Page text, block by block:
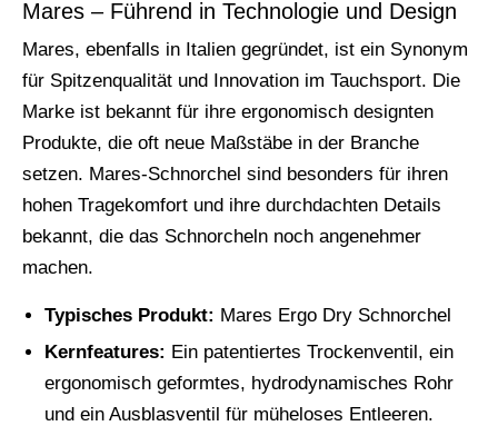
Mares – Führend in Technologie und Design
Mares, ebenfalls in Italien gegründet, ist ein Synonym
für Spitzenqualität und Innovation im Tauchsport. Die
Marke ist bekannt für ihre ergonomisch designten
Produkte, die oft neue Maßstäbe in der Branche
setzen. Mares-Schnorchel sind besonders für ihren
hohen Tragekomfort und ihre durchdachten Details
bekannt, die das Schnorcheln noch angenehmer
machen.
Typisches Produkt: Mares Ergo Dry Schnorchel
Kernfeatures: Ein patentiertes Trockenventil, ein
ergonomisch geformtes, hydrodynamisches Rohr
und ein Ausblasventil für müheloses Entleeren.